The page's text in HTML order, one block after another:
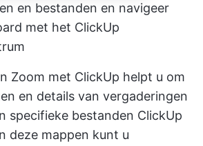
en bestanden en navigeer
met het ClickUp
Zoom met ClickUp helpt u om
en details van vergaderingen
specifieke bestanden ClickUp
deze mappen kunt u